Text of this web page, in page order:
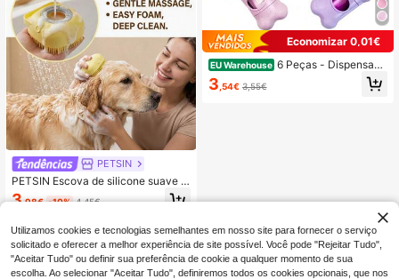
PETSIN
PETSIN Escova de silicone suave p
ara cães e gatos - Massageia e lim
pa com dispensador de gel de banh
ais de estimação muito prático que
pode ser usado com os dedos e ape
rtado para usar
3,98€ -10% 4,45€
Economizar 0,01€
EU Warehouse 6 Peças - Dispensado
r de Sacos para Dejetos de Cão Mã
os Livres - Plástico Durável, Ideal p
3 ,54€ 3,55€
Utilizamos cookies e tecnologias semelhantes em nosso site para fornecer o serviço
solicitado e oferecer a melhor experiência de site possível. Você pode "Rejeitar Tudo",
"Aceitar Tudo" ou definir sua preferência de cookie a qualquer momento de sua
escolha. Ao selecionar "Aceitar Tudo", definiremos todos os cookies opcionais, que nos